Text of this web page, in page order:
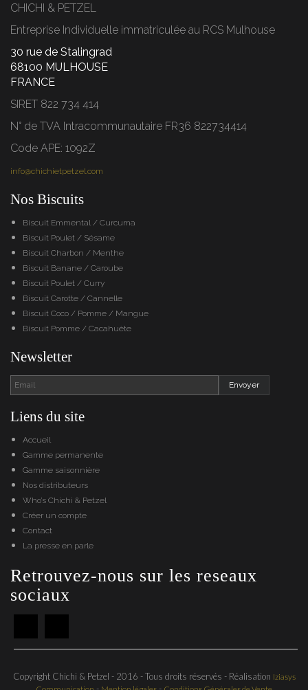
CHICHI & PETZEL
Entreprise Individuelle immatriculée au RCS Mulhouse
30 rue de Stalingrad
68100 MULHOUSE
FRANCE
SIRET 822 734 414
N° de TVA Intracommunautaire FR36 822734414
Code APE: 1092Z
info@chichietpetzel.com
Nos Biscuits
Biscuit Emmental / Curcuma
Biscuit Poulet / Sésame
Biscuit Charbon / Menthe
Biscuit Banane / Caroube
Biscuit Poulet / Curry
Biscuit Carotte / Cannelle
Biscuit Coco / Pomme / Mangue
Biscuit Pomme / Cacahuète
Newsletter
Liens du site
Accueil
Gamme permanente
Gamme saisonnière
Nos distributeurs
Who’s Chichi & Petzel
Créer un compte
Contact
La presse en parle
Retrouvez-nous sur les reseaux
sociaux
Copyright Chichi & Petzel - 2016 - Tous droits réservés - Réalisation Iziasys